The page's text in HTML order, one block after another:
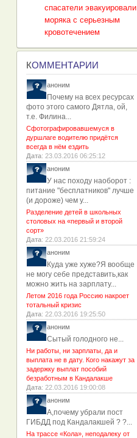
спасатели эвакуировали
моряка с серьезным
кровотечением
КОММЕНТАРИИ
аноним
Почему на всех ресурсах
фото этого самого Дятла, ой,
т.е. Филина...
Сфотографировавшемуся в
дуршлаге водителю придётся
всегда в нём ездить
Дата: 23.03.2016 06:25:12
аноним
У нас походу наоборот :
питание "бесплатников" лучше
(и дороже) чем у...
Разделение детей в школьных
столовых на «первый и второй
сорт»
Дата: 22.03.2016 21:59:24
аноним
Куда уже хуже?Я вообще
не могу себе представить,как
можно жить на зарплату...
Летом 2016 года Россию накроет
тотальный кризис
Дата: 22.03.2016 19:25:50
аноним
Сытый голодного не...
Ни работы, ни зарплаты, да и
выплата не в дату. Кого накажут за
задержку выплат пособий
безработным в Кандалакше
Дата: 22.03.2016 19:00:08
аноним
А,почему убрали пост
ГИБДД под Кандалакшей ? ?...
На трассе «Кола», неподалеку от